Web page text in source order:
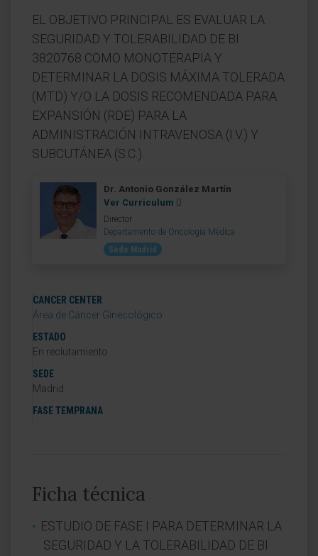
EL OBJETIVO PRINCIPAL ES EVALUAR LA
SEGURIDAD Y TOLERABILIDAD DE BI
3820768 COMO MONOTERAPIA Y
DETERMINAR LA DOSIS MÁXIMA TOLERADA
(MTD) Y/O LA DOSIS RECOMENDADA PARA
EXPANSIÓN (RDE) PARA LA
ADMINISTRACIÓN INTRAVENOSA (I.V.) Y
SUBCUTÁNEA (S.C.).
Dr. Antonio González Martín
Ver Curriculum
Director
Departamento de Oncología Médica
Sede Madrid
CANCER CENTER
Área de Cáncer Ginecológico
ESTADO
En reclutamiento
SEDE
Madrid
FASE TEMPRANA
Ficha técnica
ESTUDIO DE FASE I PARA DETERMINAR LA
SEGURIDAD Y LA TOLERABILIDAD DE BI